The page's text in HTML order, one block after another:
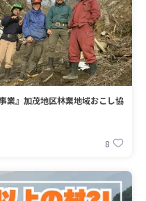
業』加茂地区林業地域おこし協
8